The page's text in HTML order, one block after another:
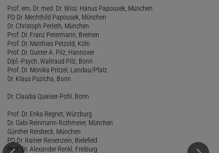
Prof. em. Dr. med. Dr. Wiss. Hanus Papousek, München
PD Dr. Mechthild Papousek, München
Dr. Christoph Perleth, München
Prof. Dr. Franz Petermann, Bremen
Prof. Dr. Matthias Petzold, Köln
Prof. Dr. Gunter A. Pilz, Hannover
Dipl.-Psych. Waltraud Pilz, Bonn
Prof. Dr. Monika Pritzel, Landau/Pfalz
Dr. Klaus Puzicha, Bonn
Dr. Claudia Quaiser-Pohl, Bonn
Prof. Dr. Erika Regnet, Würzburg
Dr. Gabi Reinmann-Rothmeier, München
Günther Reisbeck, München
PD Dr. Rainer Reisenzein, Bielefeld
Prof. Dr. Alexander Renkl, Freiburg